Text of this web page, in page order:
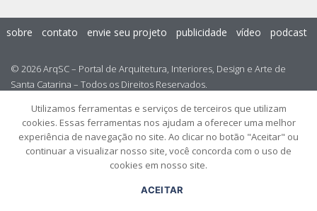
© 2026 ArqSC – Portal de Arquitetura, Interiores, Design e Arte de
Santa Catarina – Todos os Direitos Reservados.
sobre contato envie seu projeto publicidade vídeo podcast
Utilizamos ferramentas e serviços de terceiros que utilizam
cookies. Essas ferramentas nos ajudam a oferecer uma melhor
experiência de navegação no site. Ao clicar no botão "Aceitar" ou
continuar a visualizar nosso site, você concorda com o uso de
cookies em nosso site.
ACEITAR